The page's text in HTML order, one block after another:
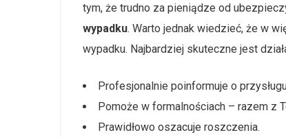
tym, że trudno za pieniądze od
wypadku. Warto jednak wiedzieć, że w
wypadku. Najbardziej skuteczne jest
Profesjonalnie poinformuje o
Pomoże w formalnościach – razem z
Prawidłowo oszacuje roszczenia.